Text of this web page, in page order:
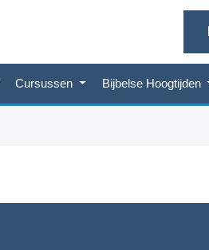
Cursussen Bijbelse Hoogtijden